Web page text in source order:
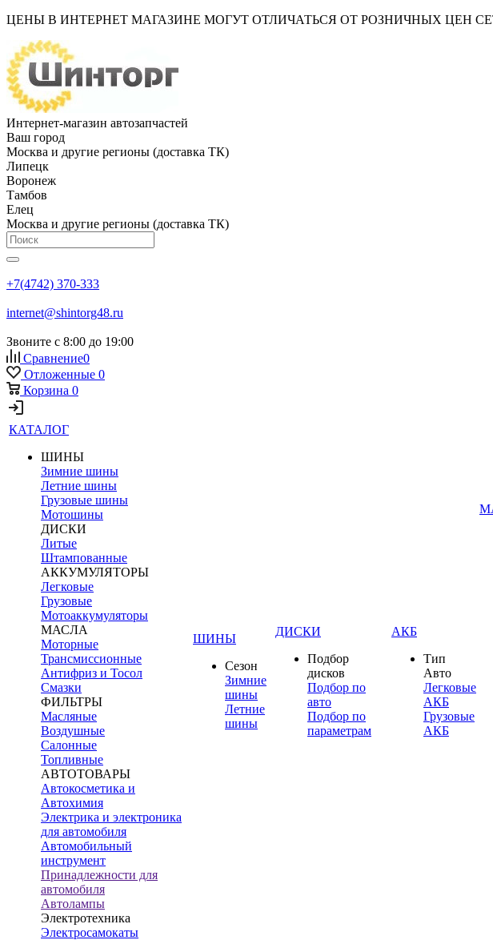
ЦЕНЫ В ИНТЕРНЕТ МАГАЗИНЕ МОГУТ ОТЛИЧАТЬСЯ ОТ РОЗНИЧНЫХ ЦЕН
Интернет-магазин автозапчастей
Ваш город
Москва и другие регионы (доставка ТК)
Липецк
Воронеж
Тамбов
Елец
Москва и другие регионы (доставка ТК)
+7(4742) 370-333
internet@shintorg48.ru
Звоните с 8:00 до 19:00
Сравнение0
Отложенные 0
Корзина 0
КАТАЛОГ
ШИНЫ
Зимние шины
Летние шины
Грузовые шины
Мотошины
ДИСКИ
Литые
Штампованные
АККУМУЛЯТОРЫ
Легковые
Грузовые
Мотоаккумуляторы
МАСЛА
Моторные
Трансмиссионные
Антифриз и Тосол
Смазки
ФИЛЬТРЫ
Масляные
Воздушные
Салонные
Топливные
АВТОТОВАРЫ
Автокосметика и
Автохимия
Электрика и электроника
для автомобиля
Автомобильный
инструмент
Принадлежности для
автомобиля
Автолампы
Электротехника
Электросамокаты
ШИНЫ
Сезон
Зимние
шины
Летние
шины
ДИСКИ
Подбор
дисков
Подбор по
авто
Подбор по
параметрам
АКБ
Тип
Авто
Легковые
АКБ
Грузовые
АКБ